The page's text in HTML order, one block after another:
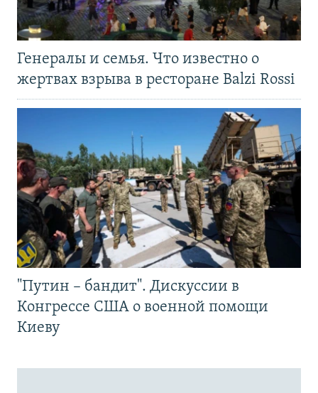
Генералы и семья. Что известно о
жертвах взрыва в ресторане Balzi Rossi
"Путин – бандит". Дискуссии в
Конгрессе США о военной помощи
Киеву